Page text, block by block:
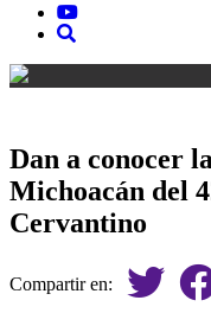
Dan a conocer
Michoacán del
Cervantino
Compartir en: